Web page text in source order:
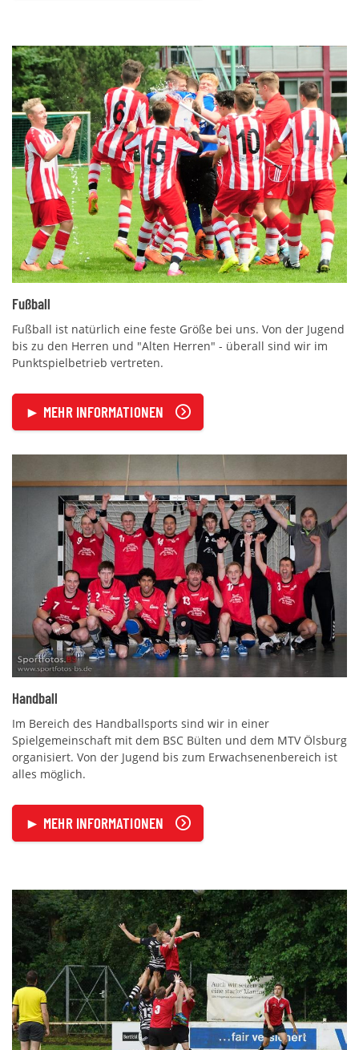
Fußball
Fußball ist natürlich eine feste Größe bei uns. Von der Jugend
bis zu den Herren und "Alten Herren" - überall sind wir im
Punktspielbetrieb vertreten.
► MEHR INFORMATIONEN
Handball
Im Bereich des Handballsports sind wir in einer
Spielgemeinschaft mit dem BSC Bülten und dem MTV Ölsburg
organisiert. Von der Jugend bis zum Erwachsenenbereich ist
alles möglich.
► MEHR INFORMATIONEN